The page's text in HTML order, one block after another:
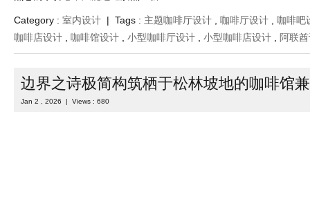
Category : 室内设计 | Tags : 主题咖啡厅设计 , 咖啡厅设计 , 咖啡吧
咖啡店设计 , 咖啡馆设计 , 小型咖啡厅设计 , 小型咖啡店设计 , 阿联
边界之诗极简构筑栖于松林坡地的咖啡馆
Jan 2 , 2026 | Views : 680